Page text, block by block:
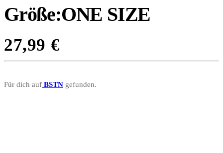
Größe:ONE SIZE
27,99 €
Für dich auf BSTN gefunden.